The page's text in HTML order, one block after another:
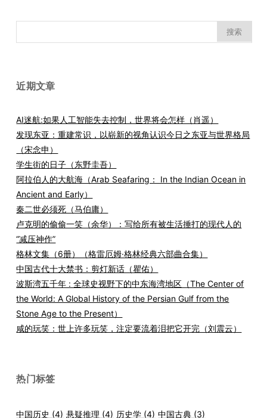
索：
近期文章
AI迷航:如果人工智能失去控制，世界将会怎样（肖遥）
发现东亚：重建常识，以崭新的视角认识今日之东亚与世界格局
（宋念申）
学生街的日子（东野圭吾）
阿拉伯人的大航海（Arab Seafaring： In the Indian Ocean in
Ancient and Early）
秦二世必须死（马伯庸）
卢克明的偷偷一笑（余华）：写给所有被生活捶打的现代人的
“减压神作”
格林文集（6册）（格雷厄姆·格林经典六部曲合集）
中国古代十大禁书：剪灯新话（瞿佑）
波斯湾五千年 : 全球史视野下的中东海湾地区（The Center of
the World: A Global History of the Persian Gulf from the
Stone Age to the Present）
咸的玩笑：世上许多玩笑，注定要流着泪把它开完（刘震云）
热门标签
中国历史 (4) 悬疑推理 (4) 历史学 (4) 中国古典 (3)